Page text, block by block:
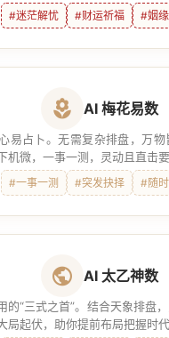
#迷茫解忧 #财运祈福 #姻
AI 梅花易数
易占卜。无需复杂排盘，万
机微，一事一测，灵动且直击要
#一事一测 #突发抉择 #随
AI 太乙神数
的“三式之首”。结合天象排盘
局起伏，助你提前布局把握时代